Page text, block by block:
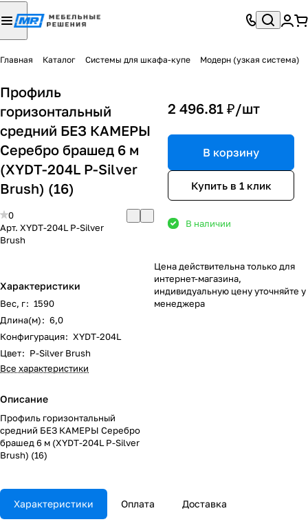
Главная Каталог Системы для шкафа-купе Модерн (узкая система)
Профиль
горизонтальный
средний БЕЗ КАМЕРЫ
Серебро брашед 6 м
(XYDT-204L P-Silver
Brush) (16)
0
Арт. XYDT-204L P-Silver
Brush
Характеристики
Вес, г: 1590
Длина(м): 6,0
Конфигурация: XYDT-204L
Цвет: P-Silver Brush
Все характеристики
Описание
Профиль горизонтальный
средний БЕЗ КАМЕРЫ Серебро
брашед 6 м (XYDT-204L P-Silver
Brush) (16)
2 496.81 ₽/шт
В корзину
Купить в 1 клик
В наличии
Цена действительна только для
интернет-магазина,
индивидуальную цену уточняйте у
менеджера
Характеристики Оплата Доставка